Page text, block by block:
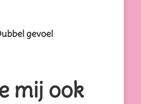
gevoel
mij ook